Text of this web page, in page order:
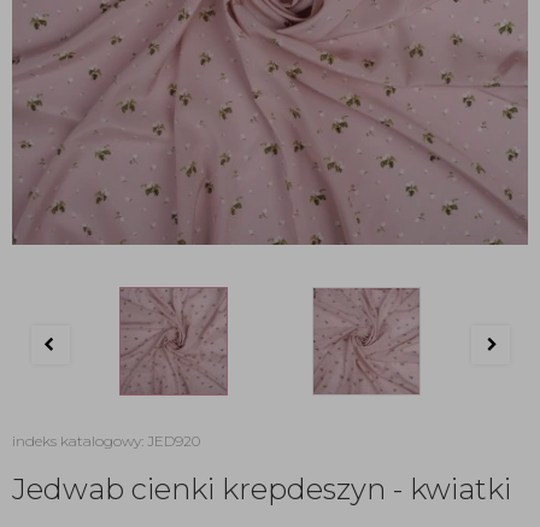
indeks katalogowy: JED920
Jedwab cienki krepdeszyn - kwiatki